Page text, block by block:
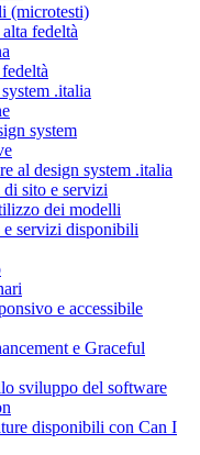
(microtesti)
fedeltà
.italia
system
al design system .italia
sito e servizi
dei modelli
servizi disponibili
e accessibile
e Graceful
sviluppo del software
disponibili con Can I